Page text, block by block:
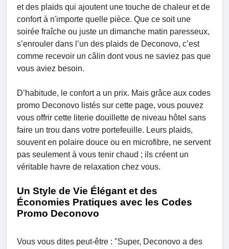
et des plaids qui ajoutent une touche de chaleur et de
confort à n'importe quelle pièce. Que ce soit une
soirée fraîche ou juste un dimanche matin paresseux,
s’enrouler dans l’un des plaids de Deconovo, c’est
comme recevoir un câlin dont vous ne saviez pas que
vous aviez besoin.
D’habitude, le confort a un prix. Mais grâce aux codes
promo Deconovo listés sur cette page, vous pouvez
vous offrir cette literie douillette de niveau hôtel sans
faire un trou dans votre portefeuille. Leurs plaids,
souvent en polaire douce ou en microfibre, ne servent
pas seulement à vous tenir chaud ; ils créent un
véritable havre de relaxation chez vous.
Un Style de Vie Élégant et des
Économies Pratiques avec les Codes
Promo Deconovo
Vous vous dites peut-être : "Super, Deconovo a des